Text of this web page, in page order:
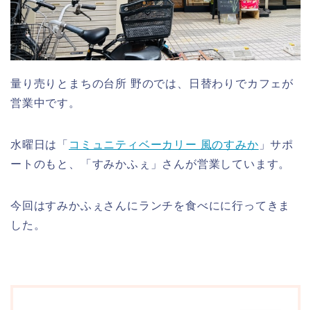
量り売りとまちの台所 野のでは、日替わりでカフェが
営業中です。
水曜日は「 コミュニティベーカリー 風のすみか 」サポ
ートのもと、「すみかふぇ」さんが営業しています。
今回はすみかふぇさんにランチを食べにに行ってきま
した。